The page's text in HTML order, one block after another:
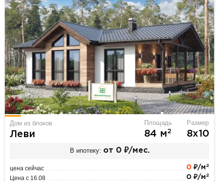
Дом из блоков
Леви
Площадь
84 м2
Размер
8х10
В ипотеку: от 0 ₽/мес.
цена сейчас 0 ₽/м 2
Цена с 16.08 0 ₽/м 2